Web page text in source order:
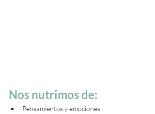
Nos nutrimos de:
Pensamientos y emociones